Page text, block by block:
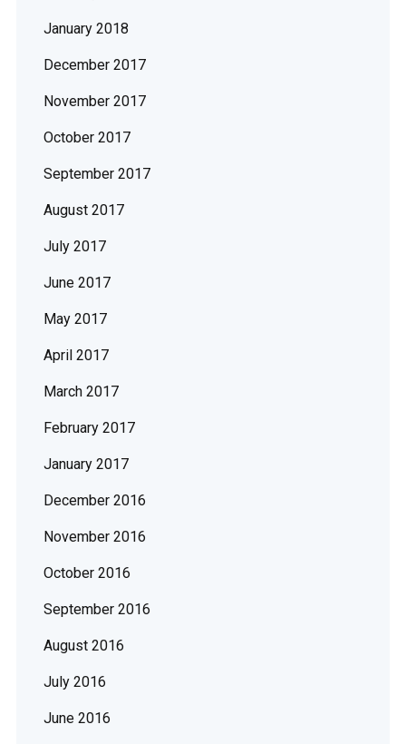
January 2018
December 2017
November 2017
October 2017
September 2017
August 2017
July 2017
June 2017
May 2017
April 2017
March 2017
February 2017
January 2017
December 2016
November 2016
October 2016
September 2016
August 2016
July 2016
June 2016